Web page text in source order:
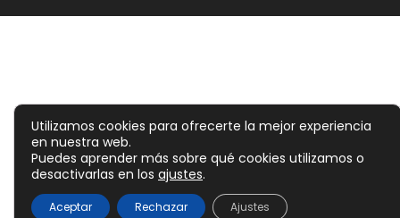
14,90€
Utilizamos cookies para ofrecerte la mejor experiencia
en nuestra web.
Puedes aprender más sobre qué cookies utilizamos o
desactivarlas en los ajustes.
Aceptar Rechazar Ajustes